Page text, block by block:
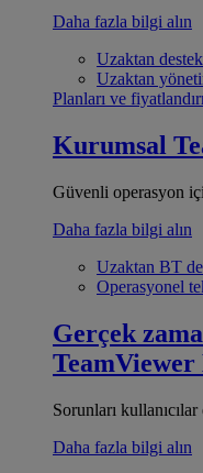
Daha fazla bilgi alın
Uzaktan destek
Uzaktan
Planları ve
Kurumsal
Güvenli operasyon
Daha fazla bilgi alın
Uzaktan BT
Operasyonel
Gerçek
TeamViewer
Sorunları
Daha fazla bilgi alın